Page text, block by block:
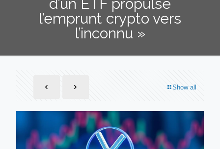
d’un ETF propulse
l’emprunt crypto vers
l’inconnu »
Show all